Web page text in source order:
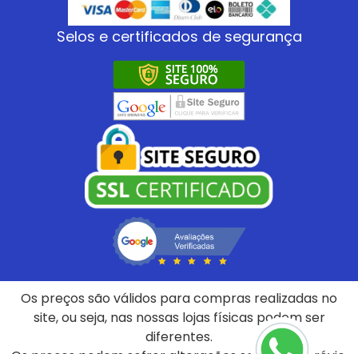
Selos e certificados de segurança
Os preços são válidos para compras realizadas no
site, ou seja, nas nossas lojas físicas podem ser
diferentes.